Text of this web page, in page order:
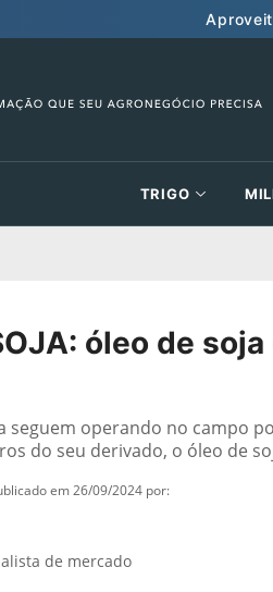
TRIGO
óleo de
seguem operando no campo
do seu derivado, o óleo de
em 26/09/2024 por:
de mercado